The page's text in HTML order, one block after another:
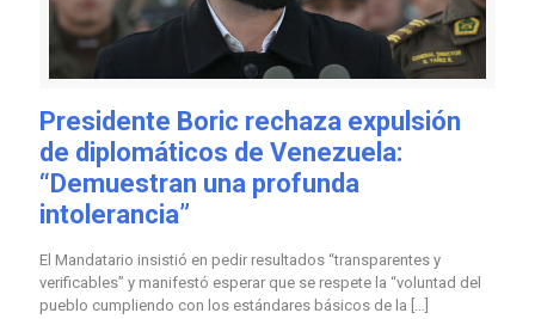
Presidente Boric rechaza expulsión
de diplomáticos de Venezuela:
“Demuestran una profunda
intolerancia”
El Mandatario insistió en pedir resultados “transparentes y
verificables” y manifestó esperar que se respete la “voluntad del
pueblo cumpliendo con los estándares básicos de la […]